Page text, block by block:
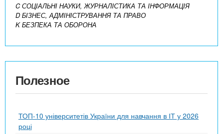
C СОЦІАЛЬНІ НАУКИ, ЖУРНАЛІСТИКА ТА ІНФОРМАЦІЯ
D БІЗНЕС, АДМІНІСТРУВАННЯ ТА ПРАВО
K БЕЗПЕКА ТА ОБОРОНА
Полезное
ТОП-10 університетів України для навчання в ІТ у 2026
році